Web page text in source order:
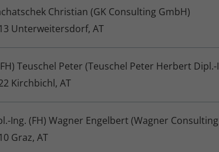
Christian (GK Consulting GmbH)
Unterweitersdorf, AT
Teuschel Peter (Teuschel Peter Herbert Dipl.-
Kirchbichl, AT
Ing. (FH) Wagner Engelbert (Wagner
Graz, AT